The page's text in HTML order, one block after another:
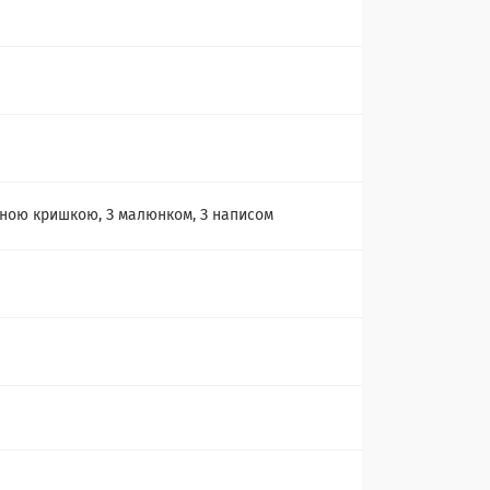
кришкою, З малюнком, З написом